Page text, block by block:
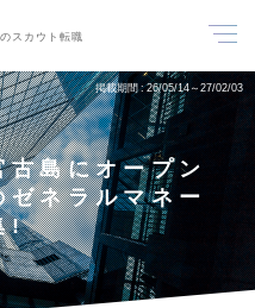
スカウト転職
掲載期間 26/05/14～27/02/03
島にオープン
ネラルマネー
!